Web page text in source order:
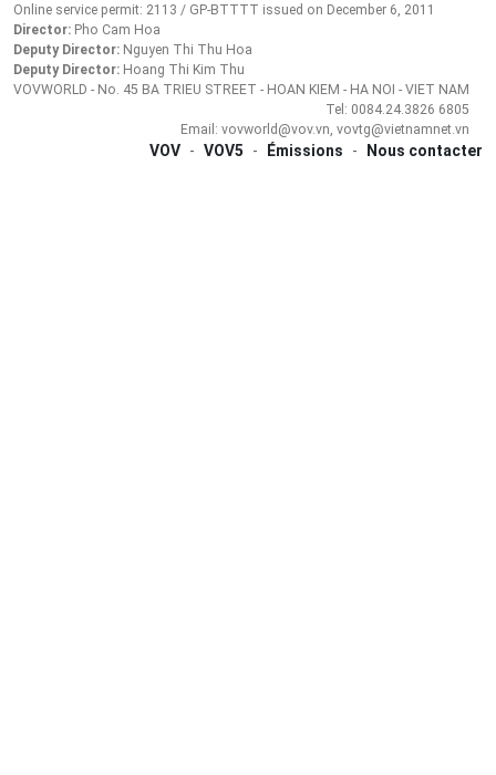
Online service permit: 2113 / GP-BTTTT issued on December 6, 2011
Director: Pho Cam Hoa
Deputy Director: Nguyen Thi Thu Hoa
Deputy Director: Hoang Thi Kim Thu
VOVWORLD - No. 45 BA TRIEU STREET - HOAN KIEM - HA NOI - VIET NAM
Tel: 0084.24.3826 6805
Email: vovworld@vov.vn, vovtg@vietnamnet.vn
VOV - VOV5 - Émissions - Nous contacter